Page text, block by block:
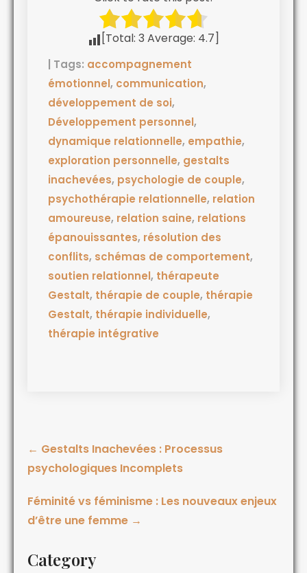
[Total: 3 Average: 4.7]
| Tags: accompagnement
émotionnel, communication,
développement de soi,
Développement personnel,
dynamique relationnelle, empathie,
exploration personnelle, gestalts
inachevées, psychologie de couple,
psychothérapie relationnelle, relation
amoureuse, relation saine, relations
épanouissantes, résolution des
conflits, schémas de comportement,
soutien relationnel, thérapeute
Gestalt, thérapie de couple, thérapie
Gestalt, thérapie individuelle,
thérapie intégrative
← Gestalts Inachevées : Processus
psychologiques Incomplets
Féminité vs féminisme : Les nouveaux enjeux
d’être une femme →
Category